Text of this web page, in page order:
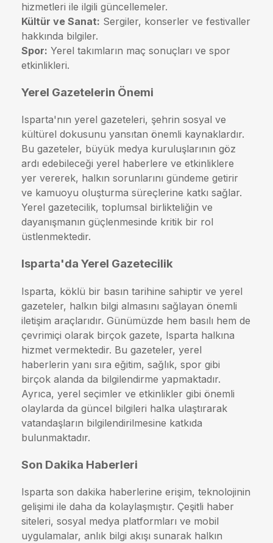
hizmetleri ile ilgili güncellemeler.
Kültür ve Sanat: Sergiler, konserler ve festivaller
hakkında bilgiler.
Spor: Yerel takımların maç sonuçları ve spor
etkinlikleri.
Yerel Gazetelerin Önemi
Isparta'nın yerel gazeteleri, şehrin sosyal ve
kültürel dokusunu yansıtan önemli kaynaklardır.
Bu gazeteler, büyük medya kuruluşlarının göz
ardı edebileceği yerel haberlere ve etkinliklere
yer vererek, halkın sorunlarını gündeme getirir
ve kamuoyu oluşturma süreçlerine katkı sağlar.
Yerel gazetecilik, toplumsal birlikteliğin ve
dayanışmanın güçlenmesinde kritik bir rol
üstlenmektedir.
Isparta'da Yerel Gazetecilik
Isparta, köklü bir basın tarihine sahiptir ve yerel
gazeteler, halkın bilgi almasını sağlayan önemli
iletişim araçlarıdır. Günümüzde hem basılı hem de
çevrimiçi olarak birçok gazete, Isparta halkına
hizmet vermektedir. Bu gazeteler, yerel
haberlerin yanı sıra eğitim, sağlık, spor gibi
birçok alanda da bilgilendirme yapmaktadır.
Ayrıca, yerel seçimler ve etkinlikler gibi önemli
olaylarda da güncel bilgileri halka ulaştırarak
vatandaşların bilgilendirilmesine katkıda
bulunmaktadır.
Son Dakika Haberleri
Isparta son dakika haberlerine erişim, teknolojinin
gelişimi ile daha da kolaylaşmıştır. Çeşitli haber
siteleri, sosyal medya platformları ve mobil
uygulamalar, anlık bilgi akışı sunarak halkın